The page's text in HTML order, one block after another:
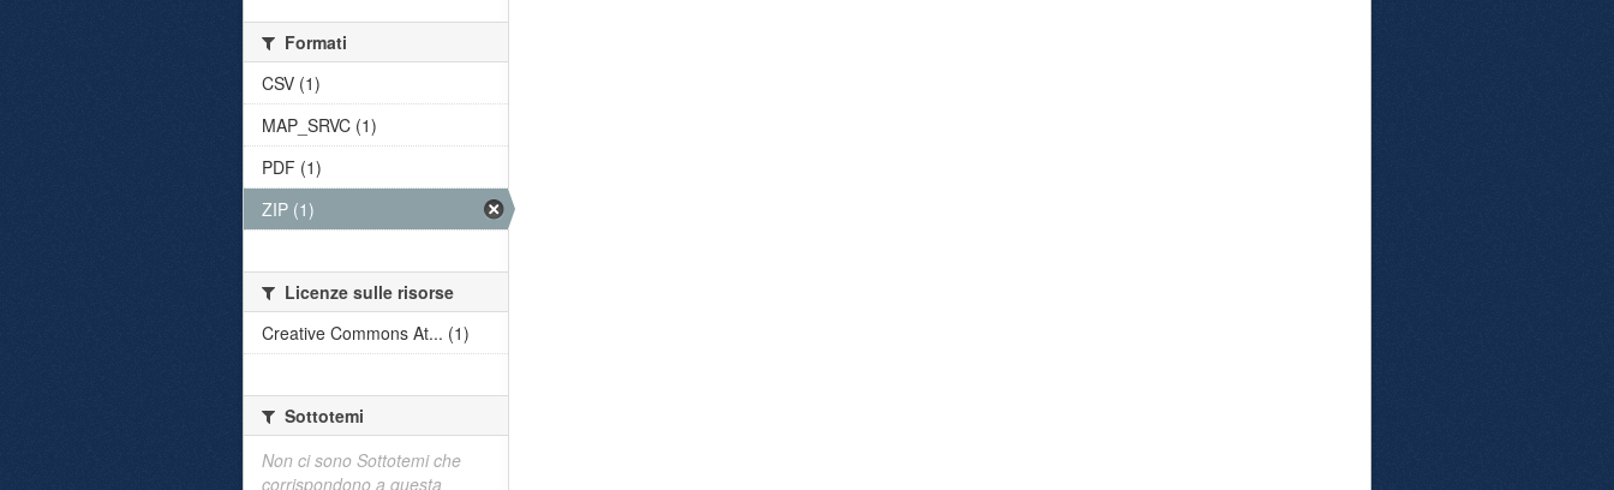
Formati
CSV (1)
MAP_SRVC (1)
PDF (1)
ZIP (1)
Licenze sulle risorse
Creative Commons At... (1)
Sottotemi
Non ci sono Sottotemi che
corrispondono a questa